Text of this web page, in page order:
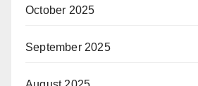
October 2025
September 2025